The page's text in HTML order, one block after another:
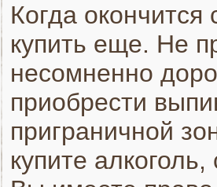
Когда окончится
купить еще. Не
несомненно
приобрести
приграничной
купите